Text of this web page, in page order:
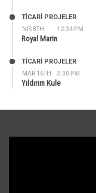
NIS 8TH 12:34 PM
TİCARİ PROJELER
Royal Marin
MAR 16TH 3:30 PM
TİCARİ PROJELER
Yıldırım Kule